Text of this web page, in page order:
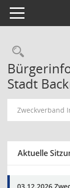
Toggle navigation
Stadt
Zweckverband
Aktuelle